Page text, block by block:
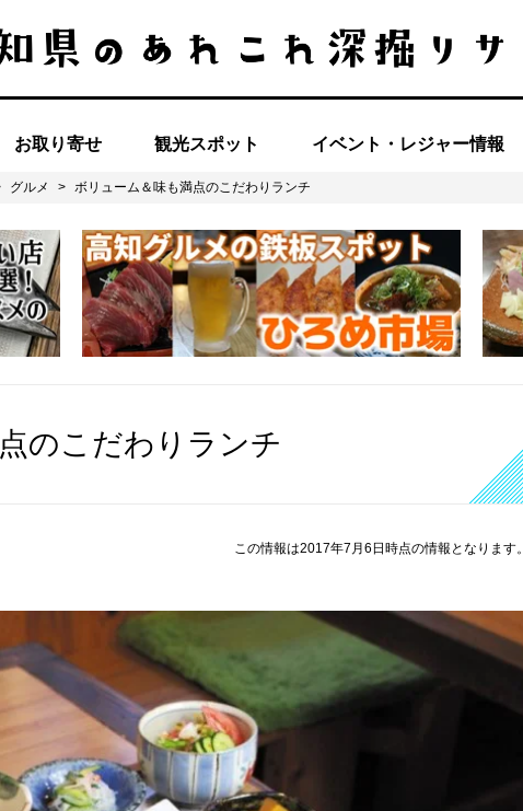
お取り寄せ 観光スポット イベント・レジャー情報
グルメ > ボリューム＆味も満点のこだわりランチ
のこだわりランチ
この情報は2017年7月6日時点の情報となります。